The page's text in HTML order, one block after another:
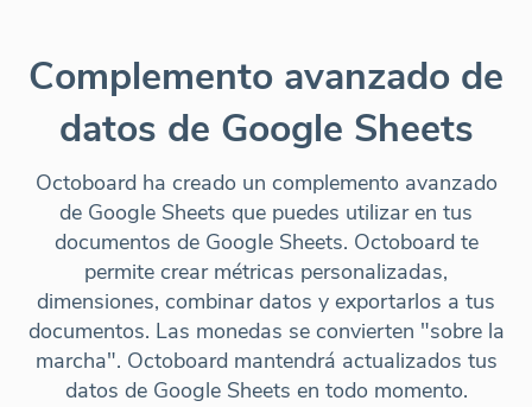
Complemento avanzado de
datos de Google Sheets
Octoboard ha creado un complemento avanzado
de Google Sheets que puedes utilizar en tus
documentos de Google Sheets. Octoboard te
permite crear métricas personalizadas,
dimensiones, combinar datos y exportarlos a tus
documentos. Las monedas se convierten "sobre la
marcha". Octoboard mantendrá actualizados tus
datos de Google Sheets en todo momento.